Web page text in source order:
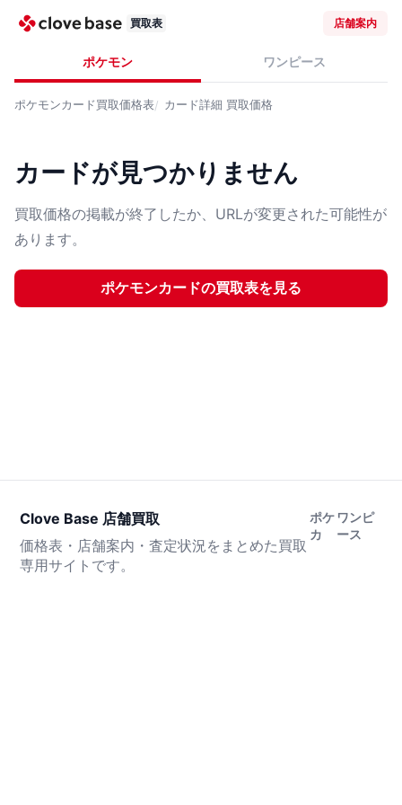
買取表 店舗案内
ポケモン ワンピース
ポケモンカード買取価格表 カード詳細 買取価格
カードが見つかりません
買取価格の掲載が終了したか、URLが変更された可能性が
あります。
ポケモンカードの買取表を見る
Clove Base 店舗買取
価格表・店舗案内・査定状況をまとめた買取
専用サイトです。
ポケ
カ
ワンピ
ース